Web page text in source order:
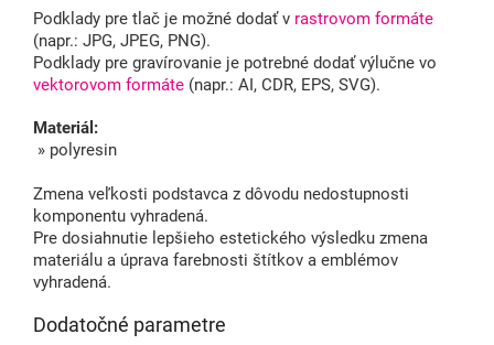
Podklady pre tlač je možné dodať v rastrovom formáte
(napr.: JPG, JPEG, PNG).
Podklady pre gravírovanie je potrebné dodať výlučne vo
vektorovom formáte (napr.: AI, CDR, EPS, SVG).
Materiál:
» polyresin
Zmena veľkosti podstavca z dôvodu nedostupnosti
komponentu vyhradená.
Pre dosiahnutie lepšieho estetického výsledku zmena
materiálu a úprava farebnosti štítkov a emblémov
vyhradená.
Dodatočné parametre